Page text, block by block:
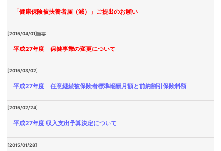
「健康保険被扶養者届（減）」ご提出のお願い
[2015/04/01]重要
平成27年度 保健事業の変更について
[2015/03/02]
平成27年度 任意継続被保険者標準報酬月額と前納割引保険料額
[2015/02/24]
平成27年度 収入支出予算決定について
[2015/01/28]